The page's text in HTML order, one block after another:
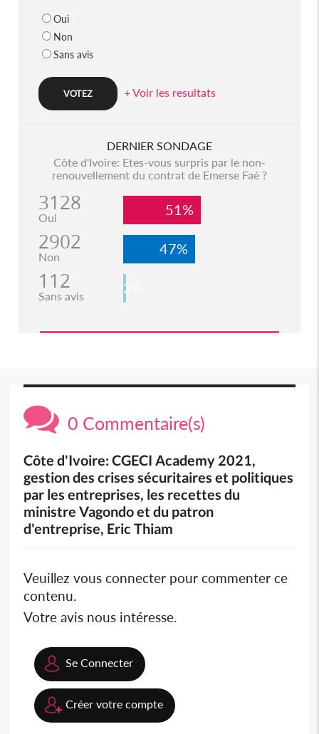
Oui
Non
Sans avis
+ Voir les resultats
DERNIER SONDAGE
Côte d'Ivoire: Etes-vous surpris par le non-
renouvellement du contrat de Emerse Faé ?
3128
Oui 51%
2902
Non 47%
112
Sans avis 2%
0 Commentaire(s)
Côte d'Ivoire: CGECI Academy 2021,
gestion des crises sécuritaires et politiques
par les entreprises, les recettes du
ministre Vagondo et du patron
d'entreprise, Eric Thiam
Veuillez vous connecter pour commenter ce
contenu.
Votre avis nous intéresse.
Se Connecter
Créer votre compte